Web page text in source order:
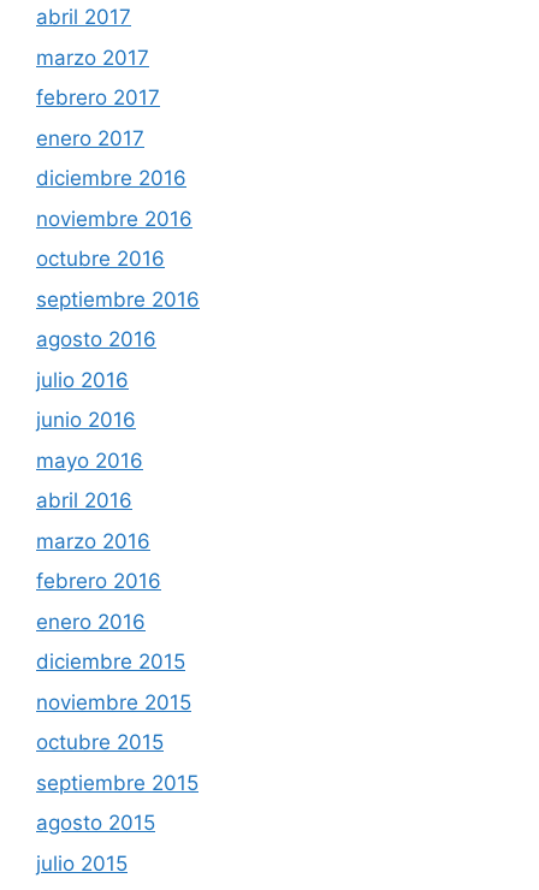
abril 2017
marzo 2017
febrero 2017
enero 2017
diciembre 2016
noviembre 2016
octubre 2016
septiembre 2016
agosto 2016
julio 2016
junio 2016
mayo 2016
abril 2016
marzo 2016
febrero 2016
enero 2016
diciembre 2015
noviembre 2015
octubre 2015
septiembre 2015
agosto 2015
julio 2015